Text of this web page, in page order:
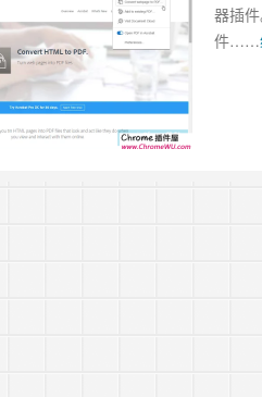
器插
件……